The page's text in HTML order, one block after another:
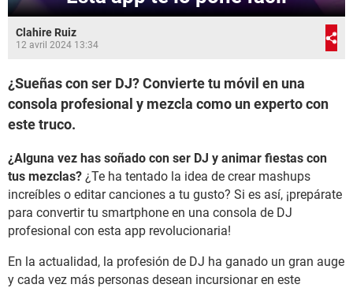
Clahire Ruiz
12 avril 2024 13:34
¿Sueñas con ser DJ? Convierte tu móvil en una
consola profesional y mezcla como un experto con
este truco.
¿Alguna vez has soñado con ser DJ y animar fiestas con
tus mezclas? ¿Te ha tentado la idea de crear mashups
increíbles o editar canciones a tu gusto? Si es así, ¡prepárate
para convertir tu smartphone en una consola de DJ
profesional con esta app revolucionaria!
En la actualidad, la profesión de DJ ha ganado un gran auge
y cada vez más personas desean incursionar en este